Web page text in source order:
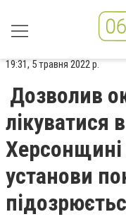
19:31, 5 травня 2022 р.
Дозволив
лікуватися
установи